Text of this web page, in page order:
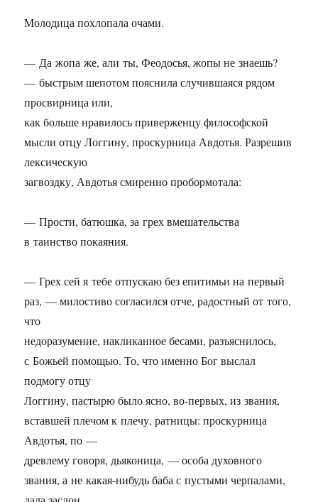
Молодица похлопала очами.
— Да жопа же, али ты, Феодосья, жопы не знаешь?
— быстрым шепотом пояснила случившаяся рядом
просвирница или,
как больше нравилось приверженцу философской
мысли отцу Логгину, проскурница Авдотья. Разрешив
лексическую
загвоздку, Авдотья смиренно пробормотала:
— Прости, батюшка, за грех вмешательства
в таинство покаяния.
— Грех сей я тебе отпускаю без епитимьи на первый
раз, — милостиво согласился отче, радостный от того,
что
недоразумение, накликанное бесами, разъяснилось,
с Божьей помощью. То, что именно Бог выслал
подмогу отцу
Логгину, пастырю было ясно, во-первых, из звания,
вставшей плечом к плечу, ратницы: проскурница
Авдотья, по —
древлему говоря, дьяконица, — особа духовного
звания, а не какая-нибудь баба с пустыми черпалами,